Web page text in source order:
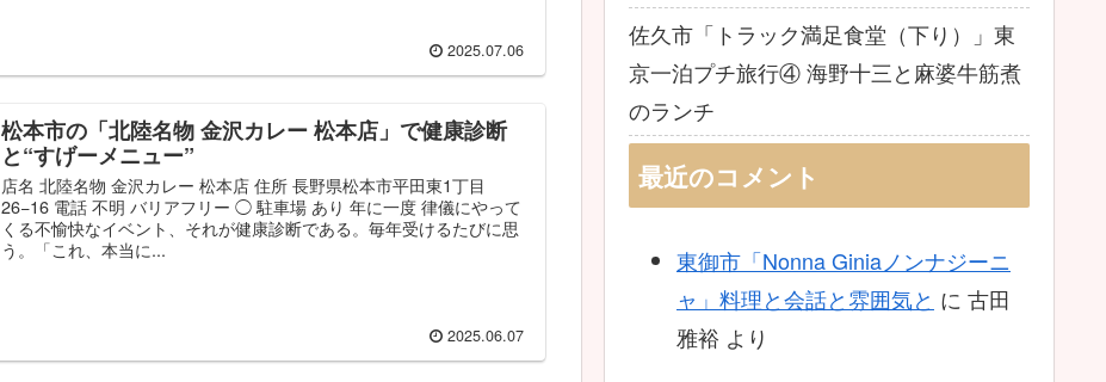
2025.07.06
松本市の「北陸名物 金沢カレー 松本店」で健康診断
と“すげーメニュー”
店名 北陸名物 金沢カレー 松本店 住所 長野県松本市平田東1丁目
26−16 電話 不明 バリアフリー ◯ 駐車場 あり 年に一度 律儀にやって
くる不愉快なイベント、それが健康診断である。毎年受けるたびに思
う。「これ、本当に...
2025.06.07
佐久市「トラック満足食堂（下り）」東
京一泊プチ旅行④ 海野十三と麻婆牛筋煮
のランチ
最近のコメント
東御市「Nonna Giniaノンナジーニ
ャ」料理と会話と雰囲気と に 古田
雅裕 より